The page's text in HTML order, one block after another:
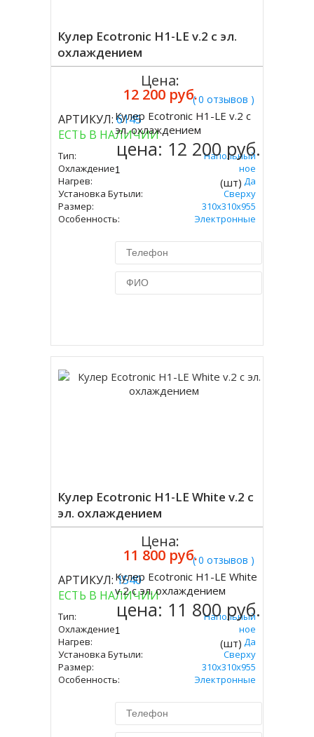
Кулер Ecotronic H1-LE v.2 с эл.
охлаждением
( 0 отзывов )
АРТИКУЛ:6145
ЕСТЬ В НАЛИЧИИ
Тип:
Напольный
Охлаждение:
Электронное
Нагрев:
Да
Установка Бутыли:
Сверху
Размер:
310x310х955
Особенность:
Электронные
Цена:
12 200 руб.
Купить
Кулер Ecotronic H1-LE v.2 с
эл. охлаждением
цена: 12 200 руб.
(шт)
Кулер Ecotronic H1-LE White v.2 с
эл. охлаждением
( 0 отзывов )
АРТИКУЛ:1540
ЕСТЬ В НАЛИЧИИ
Тип:
Напольный
Охлаждение:
Электронное
Нагрев:
Да
Установка Бутыли:
Сверху
Размер:
310x310х955
Особенность:
Электронные
Цена:
11 800 руб.
Купить
Кулер Ecotronic H1-LE White
v.2 с эл. охлаждением
цена: 11 800 руб.
(шт)